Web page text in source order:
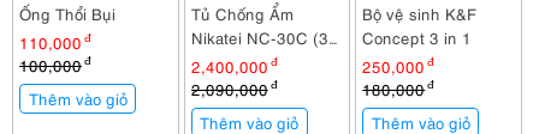
Ống Thổi Bụi
110,000 đ
100,000đ
Thêm vào giỏ
Tủ Chống Ẩm
Nikatei NC-30C (30
lít)
2,400,000 đ
2,090,000 đ
Thêm vào giỏ
Bộ vệ sinh K&F
Concept 3 in 1
250,000 đ
180,000đ
Thêm vào giỏ